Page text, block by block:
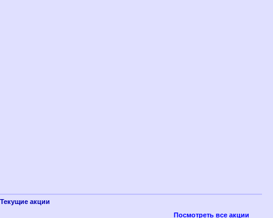
Текущие акции
Посмотреть все акции